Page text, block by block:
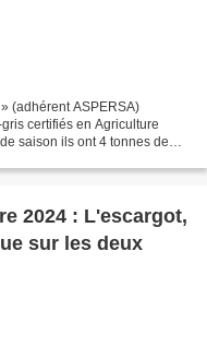
(adhérent ASPERSA)
certifiés en Agriculture
saison ils ont 4 tonnes de
2024 : L'escargot,
sur les deux